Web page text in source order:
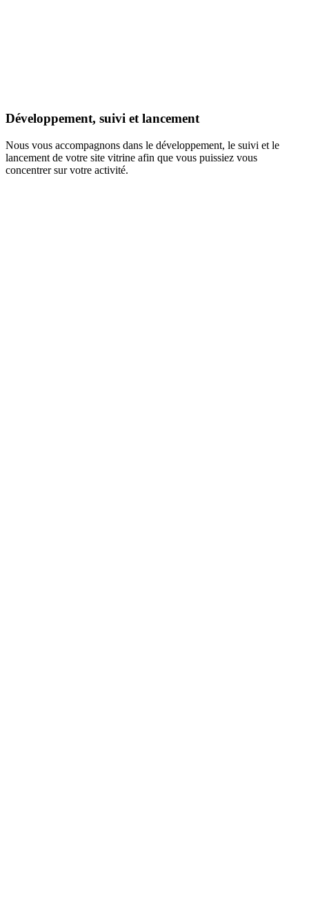
Développement, suivi et lancement
Nous vous accompagnons dans le développement, le suivi et le
lancement de votre site vitrine afin que vous puissiez vous
concentrer sur votre activité.